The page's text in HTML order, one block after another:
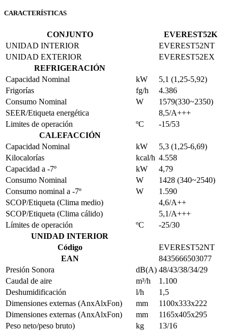
CARACTERÍSTICAS
CONJUNTO
EVEREST52K
UNIDAD INTERIOR
EVEREST52NT
UNIDAD EXTERIOR
EVEREST52EX
REFRIGERACIÓN
Capacidad Nominal
kW
5,1 (1,25-5,92)
Frigorías
fg/h
4.386
Consumo Nominal
W
1579(330~2350)
SEER/Etiqueta energética
8,5/A+++
Limites de operación
ºC
-15/53
CALEFACCIÓN
Capacidad Nominal
kW
5,3 (1,25-6,69)
Kilocalorías
kcal/h 4.558
Capacidad a -7º
kW
4,79
Consumo Nominal
W
1428 (340~2540)
Consumo nominal a -7º
W
1.590
SCOP/Etiqueta (Clima medio)
4,6/A++
SCOP/Etiqueta (Clima cálido)
5,1/A+++
Límites de operación
ºC
-25/30
UNIDAD INTERIOR
Código
EVEREST52NT
EAN
8435666503077
Presión Sonora
dB(A) 48/43/38/34/29
Caudal de aire
m³/h
1.100
Deshumidificación
l/h
1,5
Dimensiones externas (AnxAlxFon)
mm
1100x333x222
Dimensiones externas (AnxAlxFon)
mm
1165x405x295
Peso neto/peso bruto)
kg 13/16